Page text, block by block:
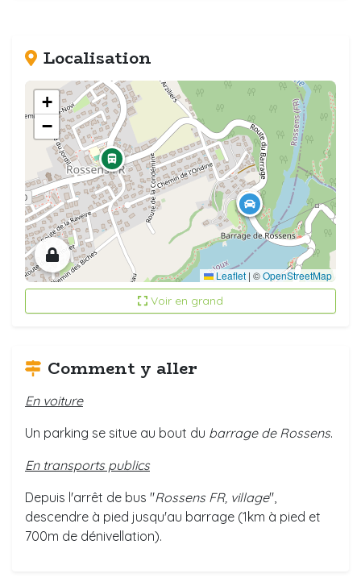
Localisation
+
−
Leaflet | ©OpenStreetMap
Voir en grand
Comment y aller
En voiture
Un parking se situe au bout du barrage de Rossens.
En transports publics
Depuis l'arrêt de bus "Rossens FR, village",
descendre à pied jusqu'au barrage (1km à pied et
700m de dénivellation).